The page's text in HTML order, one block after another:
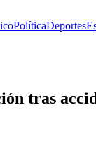
PolíticaDeportes
tras